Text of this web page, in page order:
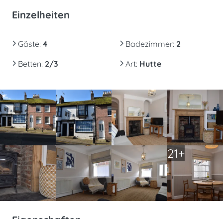
Einzelheiten
Gäste: 4 Badezimmer: 2
Betten: 2/3 Art: Hutte
21+